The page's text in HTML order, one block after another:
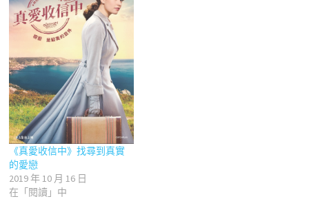
《真愛收信中》找尋到真實
的愛戀
2019 年 10 月 16 日
在「閱讀」中